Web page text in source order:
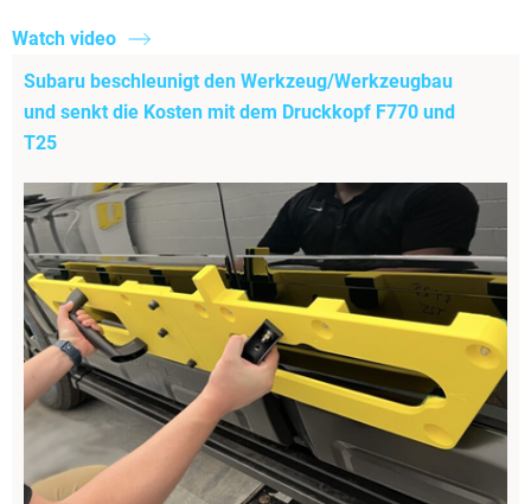
Watch video
Subaru beschleunigt den Werkzeug/Werkzeugbau
und senkt die Kosten mit dem Druckkopf F770 und
T25